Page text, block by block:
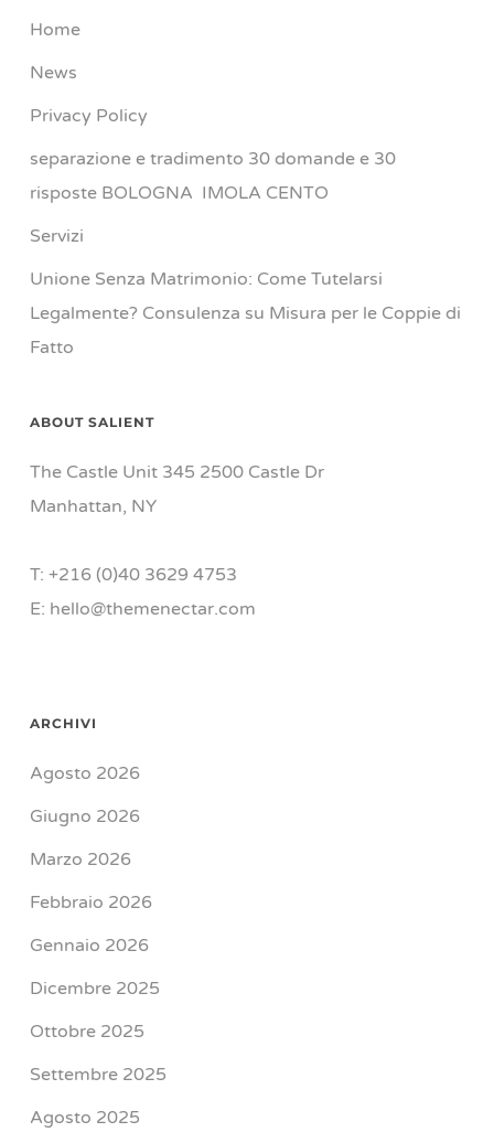
Home
News
Privacy Policy
separazione e tradimento 30 domande e 30
risposte BOLOGNA IMOLA CENTO
Servizi
Unione Senza Matrimonio: Come Tutelarsi
Legalmente? Consulenza su Misura per le Coppie di
Fatto
ABOUT SALIENT
The Castle Unit 345 2500 Castle Dr
Manhattan, NY
T: +216 (0)40 3629 4753
E: hello@themenectar.com
ARCHIVI
Agosto 2026
Giugno 2026
Marzo 2026
Febbraio 2026
Gennaio 2026
Dicembre 2025
Ottobre 2025
Settembre 2025
Agosto 2025